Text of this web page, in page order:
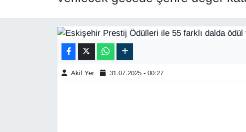
Akif Yer 31.07.2025 - 00:27